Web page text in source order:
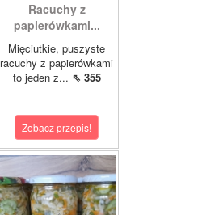
Racuchy z
papierówkami...
Mięciutkie, puszyste
racuchy z papierówkami
to jeden z... ⇖ 355
Zobacz przepis!